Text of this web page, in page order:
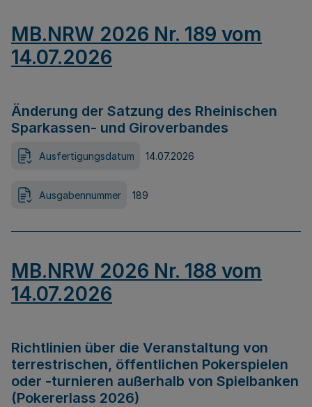
MB.NRW 2026 Nr. 189 vom
14.07.2026
Änderung der Satzung des Rheinischen
Sparkassen- und Giroverbandes
Ausfertigungsdatum 14.07.2026
Ausgabennummer 189
MB.NRW 2026 Nr. 188 vom
14.07.2026
Richtlinien über die Veranstaltung von
terrestrischen, öffentlichen Pokerspielen
oder -turnieren außerhalb von Spielbanken
(Pokererlass 2026)